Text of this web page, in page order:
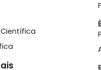
Científica